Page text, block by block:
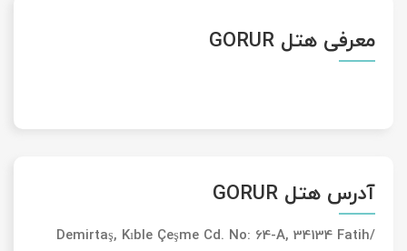
معرفی هتل GORUR
آدرس هتل GORUR
Demirtaş, Kıble Çeşme Cd. No: 64-A, 34134 Fatih/